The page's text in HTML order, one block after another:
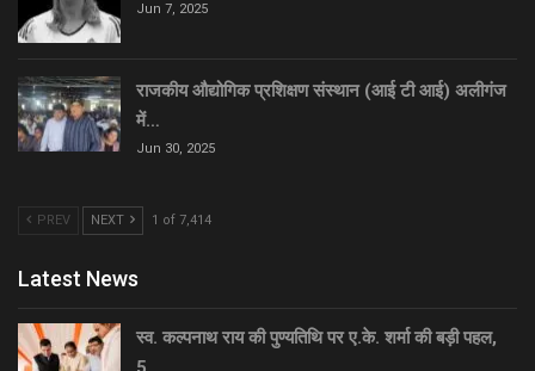
Jun 7, 2025
राजकीय औद्योगिक प्रशिक्षण संस्थान (आई टी आई) अलीगंज
में…
Jun 30, 2025
PREV NEXT 1 of 7,414
Latest News
स्व. कल्पनाथ राय की पुण्यतिथि पर ए.के. शर्मा की बड़ी पहल,